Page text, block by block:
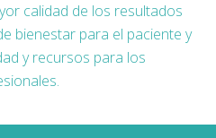
calidad de los resultados
bienestar para el paciente y
y recursos para los